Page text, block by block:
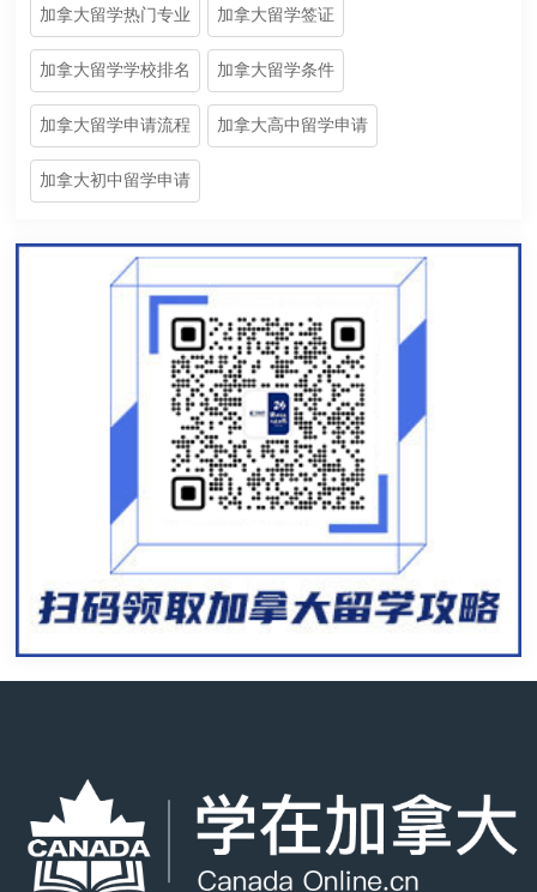
加拿大留学热门专业 加拿大留学签证
加拿大留学学校排名 加拿大留学条件
加拿大留学申请流程 加拿大高中留学申请
加拿大初中留学申请